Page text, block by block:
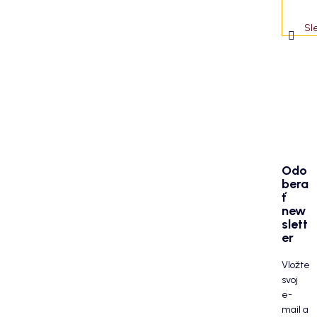
Odo
bera
ť
new
slett
er
Vložte
svoj
e-
mail a